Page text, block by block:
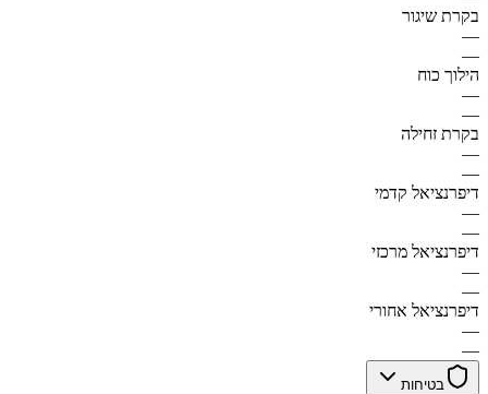
בקרת שיגור
—
—
הילוך כוח
—
—
בקרת זחילה
—
—
דיפרנציאל קדמי
—
—
דיפרנציאל מרכזי
—
—
דיפרנציאל אחורי
—
—
בטיחות